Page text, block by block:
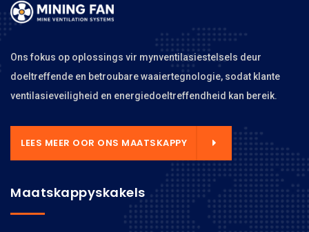
Ons fokus op oplossings vir mynventilasiestelsels deur
doeltreffende en betroubare waaiertegnologie, sodat klante
ventilasieveiligheid en energiedoeltreffendheid kan bereik.
LEES MEER OOR ONS MAATSKAPPY
Maatskappyskakels